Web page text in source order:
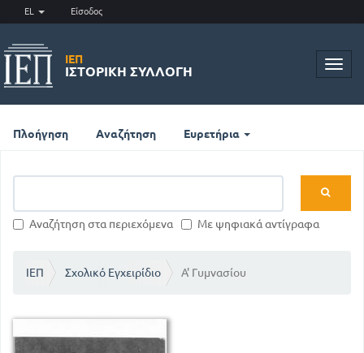
EL Είσοδος
ΙΕΠ
ΙΣΤΟΡΙΚΉ ΣΥΛΛΟΓΉ
Πλοήγηση Αναζήτηση Ευρετήρια
Αναζήτηση στα περιεχόμενα Με ψηφιακά αντίγραφα
ΙΕΠ Σχολικό Εγχειρίδιο Α' Γυμνασίου